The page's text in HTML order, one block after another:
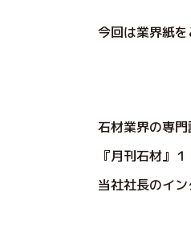
今回は業界紙
石材業界の専
『月刊石材』
当社社長のイ